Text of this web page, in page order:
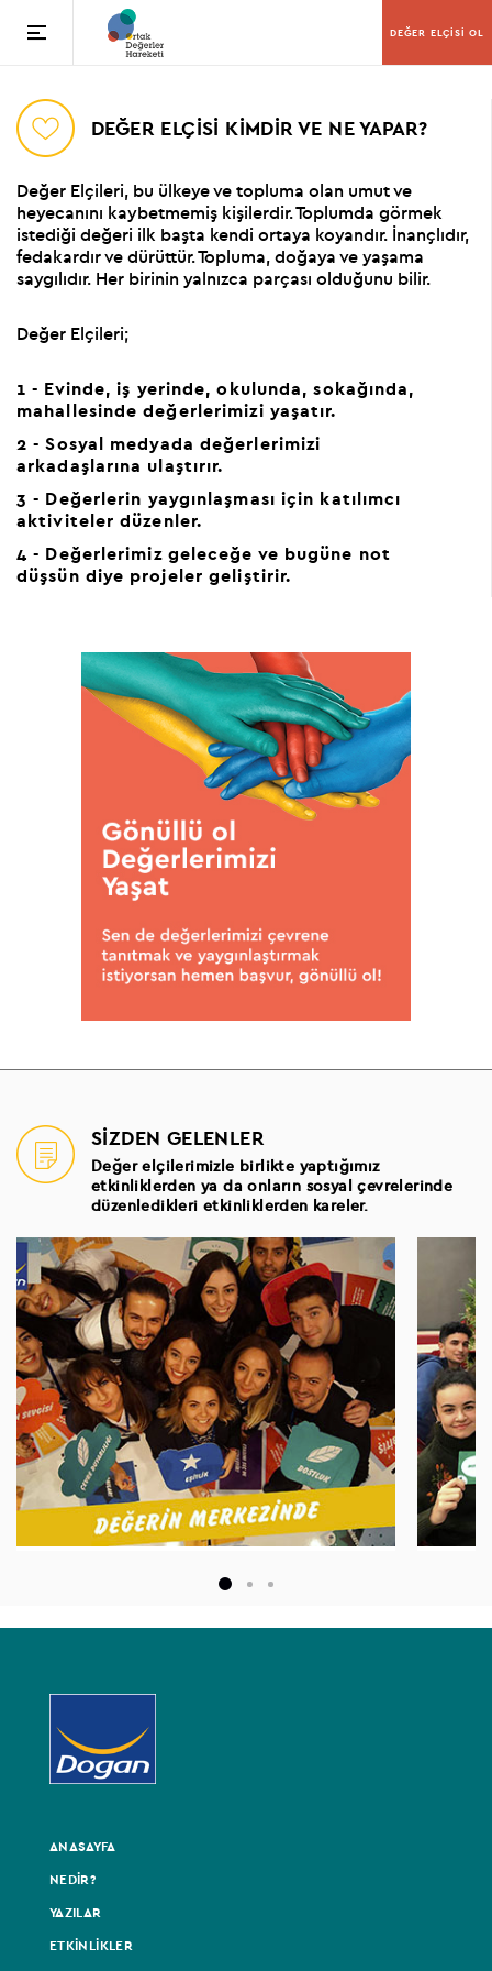
DEĞER ELÇİSİ OL
DEĞER ELÇİSİ KİMDİR VE NE YAPAR?
Değer Elçileri, bu ülkeye ve topluma olan umut ve
heyecanını kaybetmemiş kişilerdir. Toplumda görmek
istediği değeri ilk başta kendi ortaya koyandır. İnançlıdır,
fedakardır ve dürüttür. Topluma, doğaya ve yaşama
saygılıdır. Her birinin yalnızca parçası olduğunu bilir.
Değer Elçileri;
1 - Evinde, iş yerinde, okulunda, sokağında,
mahallesinde değerlerimizi yaşatır.
2 -Sosyal medyada değerlerimizi
arkadaşlarına ulaştırır.
3 - Değerlerin yaygınlaşması için katılımcı
aktiviteler düzenler.
4 - Değerlerimiz geleceğe ve bugüne not
düşsün diye projeler geliştirir.
SİZDEN GELENLER
Değer elçilerimizle birlikte yaptığımız
etkinliklerden ya da onların sosyal çevrelerinde
düzenledikleri etkinliklerden kareler.
ANASAYFA
NEDİR?
YAZILAR
ETKİNLİKLER